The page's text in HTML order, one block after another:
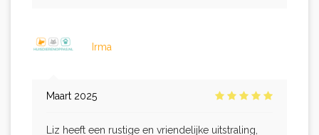
Irma
Maart 2025
Liz heeft een rustige en vriendelijke uitstraling,